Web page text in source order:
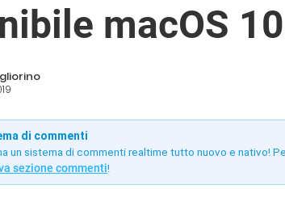
macOS
di commenti
un sistema di commenti realtime tutto nuovo e nativo!
sezione commenti!